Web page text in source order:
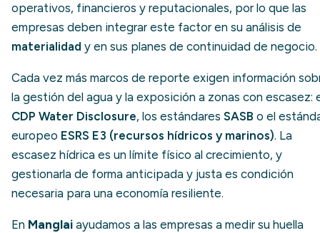
operativos, financieros y reputacionales, por lo que las
empresas deben integrar este factor en su análisis de
materialidad y en sus planes de continuidad de negocio.
Cada vez más marcos de reporte exigen información
la gestión del agua y la exposición a zonas con escasez:
CDP Water Disclosure, los estándares SASB o el
europeo ESRS E3 (recursos hídricos y marinos). La
escasez hídrica es un límite físico al crecimiento, y
gestionarla de forma anticipada y justa es condición
necesaria para una economía resiliente.
En Manglai ayudamos a las empresas a medir su huella